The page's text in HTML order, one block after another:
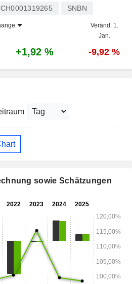
CH0001319265 SNBN
Veränd. 1.
Jan.
+1,92 % -9,92 %
sowie Schätzungen